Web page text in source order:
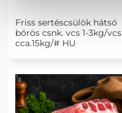
Friss sertéscsülök hátsó
bőrös csnk. vcs 1-3kg/vcs
cca.15kg/# HU